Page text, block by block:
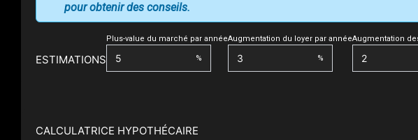
ESTIMATIONS
Plus-value du marché par année
%
Augmentation du loyer par année
%
Augmentation
pour obtenir des conseils.
CALCULATRICE HYPOTHÉCAIRE